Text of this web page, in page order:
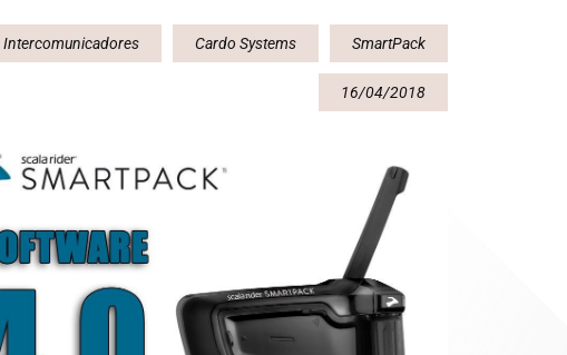
Intercomunicadores Cardo Systems SmartPack
16/04/2018